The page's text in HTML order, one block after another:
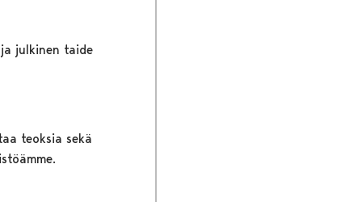
julkinen taide
teoksia sekä